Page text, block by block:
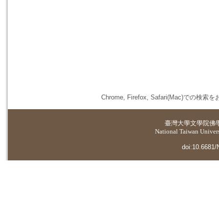
Chrome, Firefox, Safari(Mac)での検索を
臺灣大學文學院佛
National Taiwan
doi:10.6681/